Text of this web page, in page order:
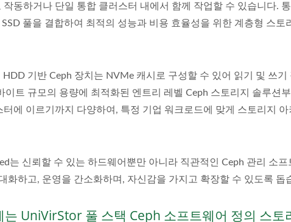
동하거나 단일 통합 클러스터 내에서 함께 작업할 수 있습니다.
풀을 결합하여 최적의 성능과 비용 효율성을 위한 계층형 스토
기반 Ceph 장치는 NVMe 캐시로 구성할 수 있어 읽기 및 쓰기
트 규모의 용량에 최적화된 엔트리 레벨 Ceph 스토리지 솔루션부
에 이르기까지 다양하여, 특정 기업 워크로드에 맞게 스토리지 아
는 신뢰할 수 있는 하드웨어뿐만 아니라 직관적인 Ceph 관리 소프
화하고, 운영을 간소화하며, 자신감을 가지고 확장할 수 있도록 돕
UniVirStor 풀 스택 Ceph 소프트웨어 정의 스토